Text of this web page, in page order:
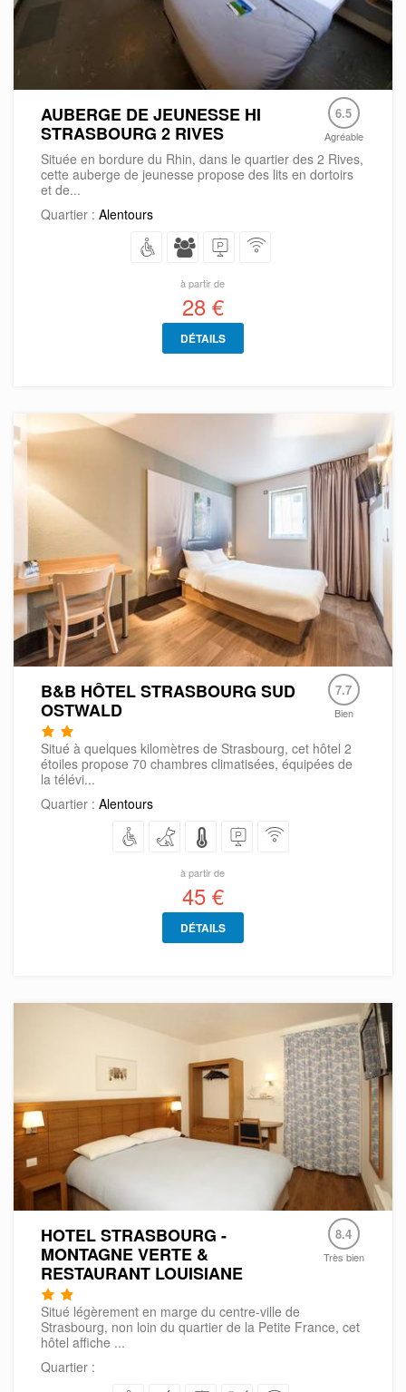
AUBERGE DE JEUNESSE HI
STRASBOURG 2 RIVES
6.5
Agréable
Située en bordure du Rhin, dans le quartier des 2 Rives,
cette auberge de jeunesse propose des lits en dortoirs
et de...
Quartier : Alentours
à partir de
28 €
DÉTAILS
B&B HÔTEL STRASBOURG SUD
OSTWALD
7.7
Bien
Situé à quelques kilomètres de Strasbourg, cet hôtel 2
étoiles propose 70 chambres climatisées, équipées de
la télévi...
Quartier : Alentours
à partir de
45 €
DÉTAILS
HOTEL STRASBOURG -
MONTAGNE VERTE &
RESTAURANT LOUISIANE
8.4
Très bien
Situé légèrement en marge du centre-ville de
Strasbourg, non loin du quartier de la Petite France, cet
hôtel affiche ...
Quartier :